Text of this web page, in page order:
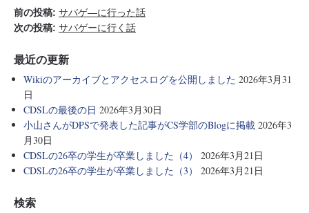
前の投稿: サバゲ―に行った話
次の投稿: サバゲーに行く話
最近の更新
Wikiのアーカイブとアクセスログを公開しました 2026年3月31
日
CDSLの最後の日 2026年3月30日
小山さんがDPSで発表した記事がCS学部のBlogに掲載 2026年3
月30日
CDSLの26卒の学生が卒業しました（4）
2026年3月21日
CDSLの26卒の学生が卒業しました（3）
2026年3月21日
検索